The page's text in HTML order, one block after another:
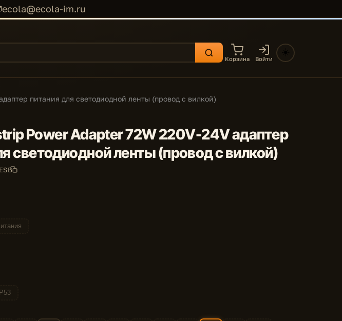
ecola@ecola-im.ru
Корзина Войти
питания для светодиодной ленты (провод с вилкой)
Power Adapter 72W 220V-24V адаптер
светодиодной ленты (провод с вилкой)
IP53